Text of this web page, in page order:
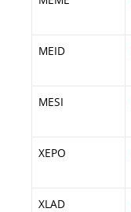
MEID
MESI
XEPO
XLAD